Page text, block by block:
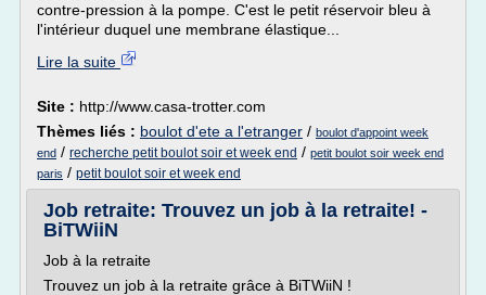
contre-pression à la pompe. C'est le petit réservoir bleu à
l'intérieur duquel une membrane élastique...
Lire la suite
Site : http://www.casa-trotter.com
Thèmes liés : boulot d'ete a l'etranger / boulot d'appoint week
end / recherche petit boulot soir et week end / petit boulot soir week end
paris / petit boulot soir et week end
Job retraite: Trouvez un job à la retraite! -
BiTWiiN
Job à la retraite
Trouvez un job à la retraite grâce à BiTWiiN !